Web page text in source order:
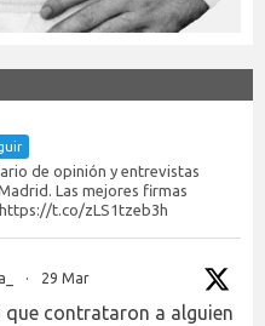
de opinión y entrevistas
Las mejores firmas
t.co/zLS1tzeb3h
· 29 Mar
que contrataron a alguien